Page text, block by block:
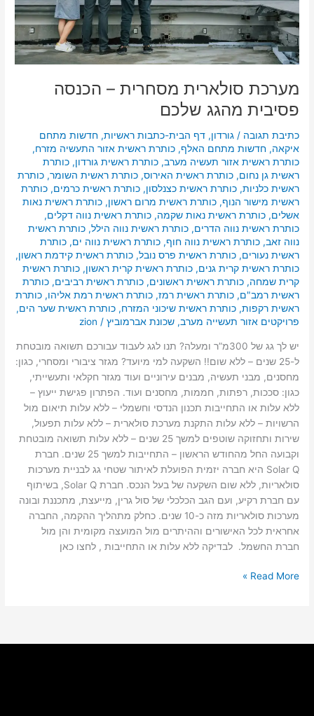
מערכת סולארית מסחרית – הכנסה
פסיבית מהגג שלכם
כתיבת תגובה /גורדון,דף הבית-כתבות ראשיות,חדשות מתחם
איקאה,חדשות מתחם האלף,כותרת ראשית אזור התעשיה מזרח,
כותרת ראשית אזור תעשיה מערב,כותרת ראשית גורדון,כותרת
ראשית גן נחום,כותרת ראשית האירוס,כותרת ראשית השומר,כותרת
ראשית כלניות,כותרת ראשית כצנלסון,כותרת ראשית כרמים,כותרת
ראשית מישור הנוף,כותרת ראשית מרום ראשון,כותרת ראשית נאות
אשלים,כותרת ראשית נאות שקמה,כותרת ראשית נווה דקלים,
כותרת ראשית נווה הדרים,כותרת ראשית נווה הילל,כותרת ראשית
נווה זאב,כותרת ראשית נווה חוף,כותרת ראשית נווה ים,כותרת
ראשית נעורים,כותרת ראשית פרס נובל,כותרת ראשית קידמת ראשון,
כותרת ראשית קרית גנים,כותרת ראשית קרית ראשון,כותרת ראשית
קרית שמחה,כותרת ראשית ראשונים,כותרת ראשית רביבים,כותרת
ראשית רמב"ם,כותרת ראשית רמז,כותרת ראשית רמת אליהו,כותרת
ראשית רקפות,כותרת ראשית שיכוני המזרח,כותרת ראשית שער הים,
פרויקטים אזור תעשייה מערב,שכונת אברמוביץ /
zion
יש לך גג של 300מ”ר ומעלה? תנו לגג לעבוד עבורכם תשואה מובטחת
ל-25 שנים – ללא שום!! השקעה למי מיועד? מגזר ציבורי ומסחרי, כגון:
מחסנים, מבני תעשיה, מבנים עירוניים ועוד מגזר חקלאי ותעשייתי,
כגון: סככות, רפתות, חממות, מחסנים ועוד. הפתרון פגישת ייעוץ –
ללא עלות או התחייבות תכנון הנדסי וחשמלי – ללא עלות תיאום מול
הרשויות – ללא עלות התקנת מערכת סולארית – ללא עלות תפעול,
שירות ותחזוקה שוטפים למשך 25 שנים – ללא עלות תשואה מובטחת
וקבועה החל מהחודש הראשון – התחייבות למשך 25 שנים. חברת
Solar Q היא חברה יזמית הפועלת לאיתור שטחי גג לבניית מערכות
סולאריות, ללא שום השקעה של בעל הנכס. חברת Solar Q, בשיתוף
עם חברת רקיע, ועם הגב הכלכלי של סול גרין, מייעצת, מתכננת ובונה
מערכות סולאריות מזה כ-10 שנים. כחלק מתהליך ההקמה, החברה
אחראית לכל האישורים וההיתרים מול המועצה מקומית והן מול
חברת החשמל. לבדיקה ללא עלות או התחייבות , לחצו כאן
Read More »